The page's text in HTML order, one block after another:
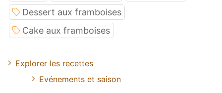
Dessert aux framboises
Cake aux framboises
Explorer les recettes
Evénements et saison